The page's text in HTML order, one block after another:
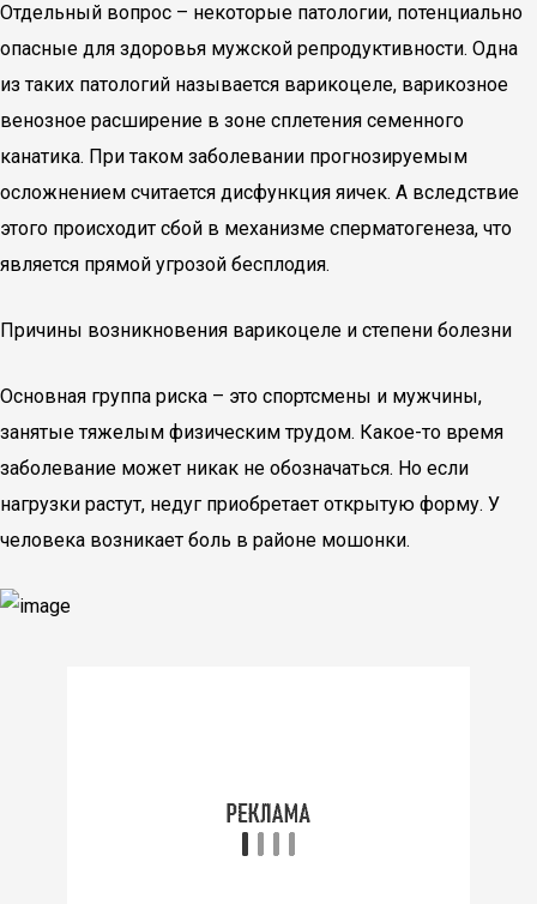
Отдельный вопрос – некоторые патологии, потенциально
опасные для здоровья мужской репродуктивности. Одна
из таких патологий называется варикоцеле, варикозное
венозное расширение в зоне сплетения семенного
канатика. При таком заболевании прогнозируемым
осложнением считается дисфункция яичек. А вследствие
этого происходит сбой в механизме сперматогенеза, что
является прямой угрозой бесплодия.
Причины возникновения варикоцеле и степени болезни
Основная группа риска – это спортсмены и мужчины,
занятые тяжелым физическим трудом. Какое-то время
заболевание может никак не обозначаться. Но если
нагрузки растут, недуг приобретает открытую форму. У
человека возникает боль в районе мошонки.